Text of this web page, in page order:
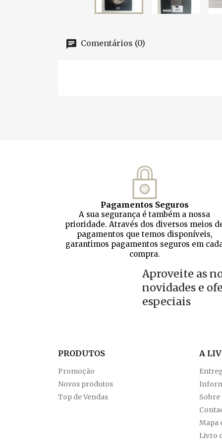
Comentários (0)
Pagamentos Seguros
A sua segurança é também a nossa
prioridade. Através dos diversos meios
pagamentos que temos disponíveis,
garantimos pagamentos seguros em
compra.
Aproveite as
novidades e
especiais
PRODUTOS
Promoção
Novos produtos
Top de Vendas
A
Sobre
Mapa
Livro